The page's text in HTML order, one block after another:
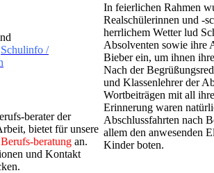
Schulinfo /
berater der
bietet für unsere
Berufs-beratung an.
und Kontakt
In feierlichen Rahmen
Realschülerinnen und -
herrlichem Wetter lud
Absolventen sowie ihre
Bieber ein, um ihnen
Nach der
und Klassenlehrer der
Wortbeiträgen mit all
Erinnerung waren
Abschlussfahrten nach
allem den anwesenden
Kinder boten.